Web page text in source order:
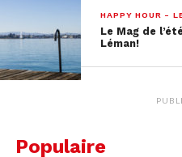
28, 2020
fausse joie, mais il n’avait
HAPPY HOUR -
Le Mag de
Léman!
Populaire